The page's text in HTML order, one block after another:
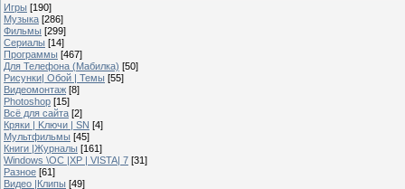
Игры [190]
Музыка [286]
Фильмы [299]
Сериалы [14]
Программы [467]
Для Телефона (Мабилка) [50]
Рисунки| Обой | Темы [55]
Видеомонтаж [8]
Photoshop [15]
Всё для сайта [2]
Кряки | Kлючи | SN [4]
Мультфильмы [45]
Книги |Журналы [161]
Windows \OC |XP | VISTA| 7 [31]
Разное [61]
Видео |Клипы [49]